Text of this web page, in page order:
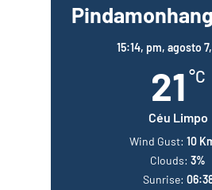
15:14, pm, agosto
21 °C
Céu Limpo
Wind Gust: 10
Clouds: 3%
Sunrise: